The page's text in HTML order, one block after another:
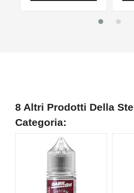
8 Altri Prodotti Della
Categoria: